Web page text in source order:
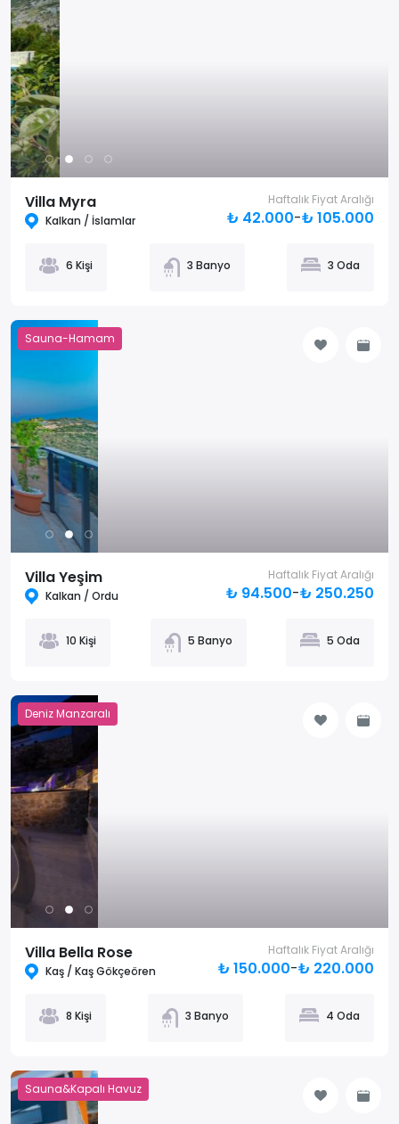
Villa Myra
Kalkan / İslamlar
Haftalık Fiyat Aralığı
₺ 42.000-₺ 105.000
6 Kişi 3 Banyo 3 Oda
Sauna-Hamam
Villa Yeşim
Kalkan / Ordu
Haftalık Fiyat Aralığı
₺ 94.500-₺ 250.250
10 Kişi 5 Banyo 5 Oda
Deniz Manzaralı
Villa Bella Rose
Kaş / Kaş Gökçeören
Haftalık Fiyat Aralığı
₺ 150.000-₺ 220.000
8 Kişi 3 Banyo 4 Oda
Sauna&Kapalı Havuz